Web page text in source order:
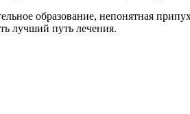
образование, непонятная
лучший путь лечения.